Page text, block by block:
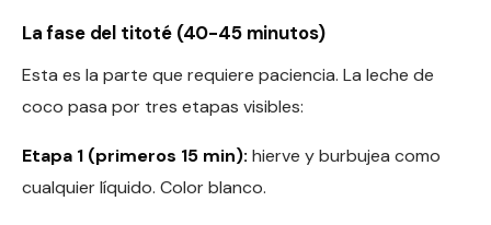
La fase del titoté (40-45 minutos)
Esta es la parte que requiere paciencia. La leche de
coco pasa por tres etapas visibles:
Etapa 1 (primeros 15 min): hierve y burbujea como
cualquier líquido. Color blanco.